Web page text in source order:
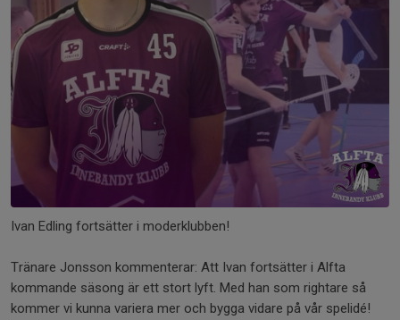
Ivan Edling fortsätter i moderklubben!
Tränare Jonsson kommenterar: Att Ivan fortsätter i Alfta
kommande säsong är ett stort lyft. Med han som rightare så
kommer vi kunna variera mer och bygga vidare på vår spelidé!